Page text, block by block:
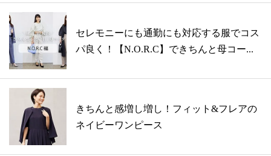
セレモニーにも通勤にも対応する服でコス
パ良く！【N.O.R.C】できちんと母コー...
きちんと感増し増し！フィット&フレアの
ネイビーワンピース